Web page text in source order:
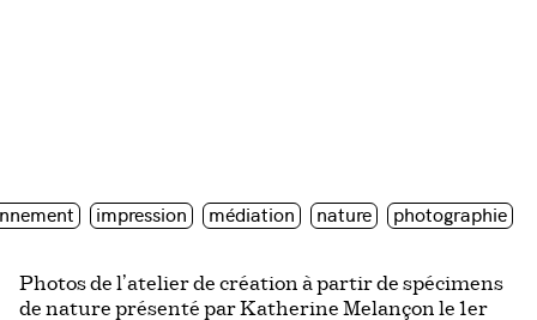
impression médiation nature photographie
Photos de l’atelier de création à partir de spécimens
de nature présenté par Katherine Melançon le 1er